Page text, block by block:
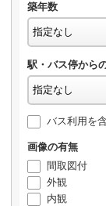
築年数
駅・バス停から
バス利用を
画像の有無
間取図付
外観
内観